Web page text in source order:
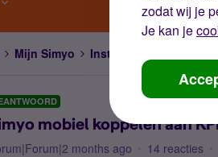
zodat wij je
Je kan je
Mijn Simyo Instellingen
mobiel koppelen aan
months ago 14 reacties